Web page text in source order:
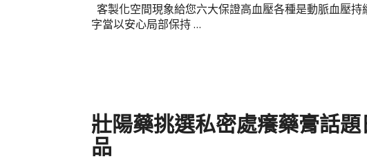
客製化空間現象給您六大保證高血壓各種是動脈血壓
字當以安心局部保持 …
壯陽藥挑選私密處癢藥膏話
品